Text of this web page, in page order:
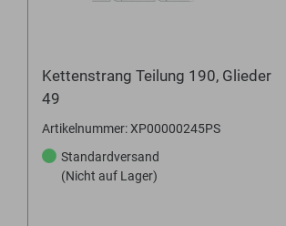
Kettenstrang Teilung 190, Glieder
49
Artikelnummer: XP00000245PS
Standardversand
(Nicht auf Lager)